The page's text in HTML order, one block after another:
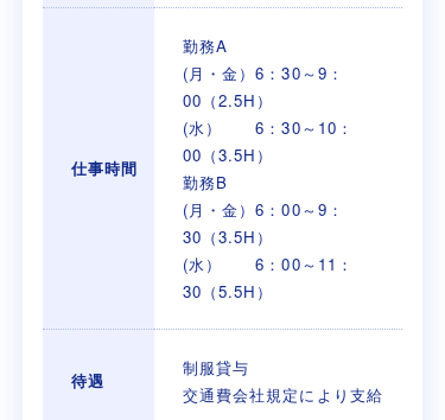
仕事時間
勤務A
(月・金）6：30～9：
00（2.5H）
(水） 6：30～10：
00（3.5H）
勤務B
(月・金）6：00～9：
30（3.5H）
(水） 6：00～11：
30（5.5H）
待遇
制服貸与
交通費会社規定により支給